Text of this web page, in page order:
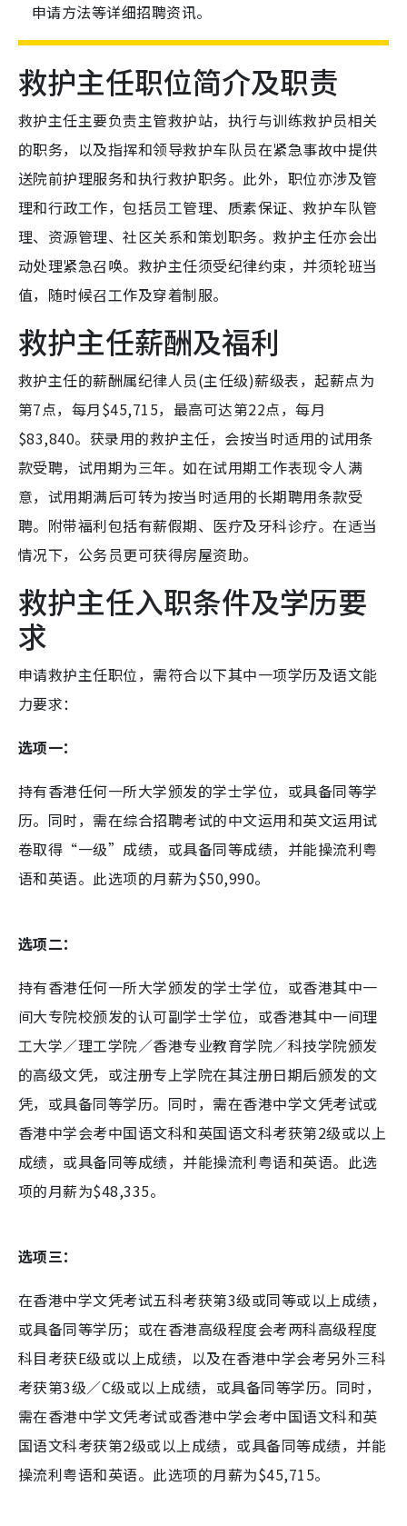
申请方法等详细招聘资讯。
救护主任职位简介及职责
救护主任主要负责主管救护站，执行与训练救护员相关
的职务，以及指挥和领导救护车队员在紧急事故中提供
送院前护理服务和执行救护职务。此外，职位亦涉及管
理和行政工作，包括员工管理、质素保证、救护车队管
理、资源管理、社区关系和策划职务。救护主任亦会出
动处理紧急召唤。救护主任须受纪律约束，并须轮班当
值，随时候召工作及穿着制服。
救护主任薪酬及福利
救护主任的薪酬属纪律人员(主任级)薪级表，起薪点为
第7点，每月$45,715，最高可达第22点，每月
$83,840。获录用的救护主任，会按当时适用的试用条
款受聘，试用期为三年。如在试用期工作表现令人满
意，试用期满后可转为按当时适用的长期聘用条款受
聘。附带福利包括有薪假期、医疗及牙科诊疗。在适当
情况下，公务员更可获得房屋资助。
救护主任入职条件及学历要
求
申请救护主任职位，需符合以下其中一项学历及语文能
力要求：
选项一：
持有香港任何一所大学颁发的学士学位，或具备同等学
历。同时，需在综合招聘考试的中文运用和英文运用试
卷取得“一级”成绩，或具备同等成绩，并能操流利粤
语和英语。此选项的月薪为$50,990。
选项二：
持有香港任何一所大学颁发的学士学位，或香港其中一
间大专院校颁发的认可副学士学位，或香港其中一间理
工大学／理工学院／香港专业教育学院／科技学院颁发
的高级文凭，或注册专上学院在其注册日期后颁发的文
凭，或具备同等学历。同时，需在香港中学文凭考试或
香港中学会考中国语文科和英国语文科考获第2级或以上
成绩，或具备同等成绩，并能操流利粤语和英语。此选
项的月薪为$48,335。
选项三：
在香港中学文凭考试五科考获第3级或同等或以上成绩，
或具备同等学历；或在香港高级程度会考两科高级程度
科目考获E级或以上成绩，以及在香港中学会考另外三科
考获第3级／C级或以上成绩，或具备同等学历。同时，
需在香港中学文凭考试或香港中学会考中国语文科和英
国语文科考获第2级或以上成绩，或具备同等成绩，并能
操流利粤语和英语。此选项的月薪为$45,715。